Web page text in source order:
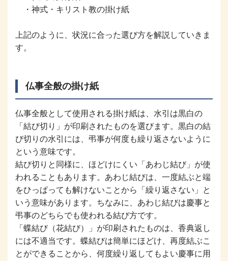
・神式・キリスト教の掛け紙
上記のように、状況に合った選び方を解説していきま
す。
仏事全般の掛け紙
仏事全般として使用される掛け紙は、水引は黒白の
「結び切り」が印刷されたものを選びます。黒白の結
び切りの水引には、弔事が何度も繰り返さないように
という意味です。
結び切りと同様に、ほどけにくい「あわじ結び」が使
われることもあります。あわじ結びは、一度結ぶと端
をひっぱっても解けないことから「繰り返さない」と
いう意味があります。ちなみに、あわじ結びは慶事と
弔事のどちらでも使われる結び方です。
「蝶結び（花結び）」が印刷されたものは、香典返し
には不適当です。蝶結びは簡単にほどけ、再度結ぶこ
とができることから、何度繰り返してもよい慶事に用